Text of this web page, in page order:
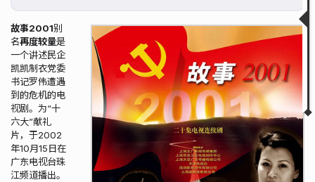
相关图片
相关链接
相关视频
▲ ▼
故事2001别
名再度较量是
一个讲述民企
凯凯制衣党委
书记罗伟遭遇
到的危机的电
视剧。为“十
六大”献礼
片，于2002
年10月15日在
广东电视台珠
江频道播出。